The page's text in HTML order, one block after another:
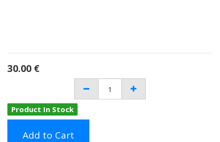
30.00 €
Product In Stock
Add to Cart